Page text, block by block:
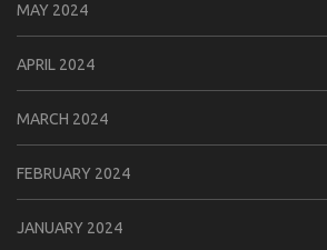
MAY 2024
APRIL 2024
MARCH 2024
FEBRUARY 2024
JANUARY 2024